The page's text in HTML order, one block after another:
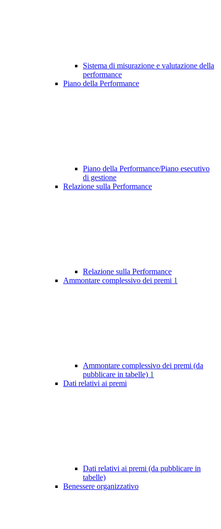
Sistema di misurazione e valutazione della
performance
Piano della Performance
Piano della Performance/Piano esecutivo
di gestione
Relazione sulla Performance
Relazione sulla Performance
Ammontare complessivo dei premi 1
Ammontare complessivo dei premi (da
pubblicare in tabelle) 1
Dati relativi ai premi
Dati relativi ai premi (da pubblicare in
tabelle)
Benessere organizzativo